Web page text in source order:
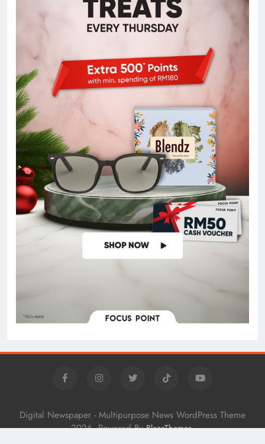
Digital Newspaper - Multipurpose News WordPress Theme
2026. Powered ByBlazeThemes.